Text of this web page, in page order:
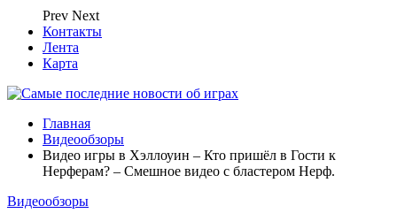
Prev Next
Контакты
Лента
Карта
Главная
Видеообзоры
Видео игры в Хэллоуин – Кто пришёл в Гости к
Нерферам? – Смешное видео с бластером Нерф.
Видеообзоры